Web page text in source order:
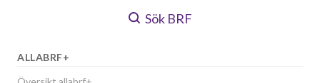
Sök BRF
ALLABRF+